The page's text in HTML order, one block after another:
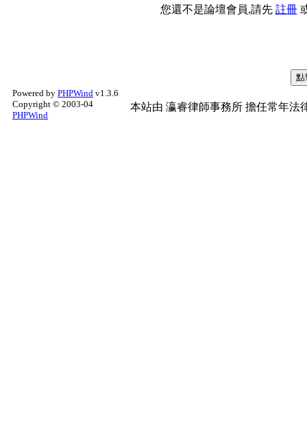
您還不是論壇會員,請先 註冊
Powered by PHPWind v1.3.6
Copyright © 2003-04
PHPWind
本站由 瀛睿律師事務所 擔任常年法